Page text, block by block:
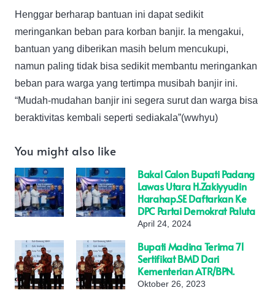
Henggar berharap bantuan ini dapat sedikit
meringankan beban para korban banjir. Ia mengakui,
bantuan yang diberikan masih belum mencukupi,
namun paling tidak bisa sedikit membantu meringankan
beban para warga yang tertimpa musibah banjir ini.
“Mudah-mudahan banjir ini segera surut dan warga bisa
beraktivitas kembali seperti sediakala”(wwhyu)
You might also like
Bakal Calon Bupati Padang
Lawas Utara H.Zakiyyudin
Harahap.SE Daftarkan Ke
DPC Partai Demokrat Paluta
April 24, 2024
Bupati Madina Terima 71
Sertifikat BMD Dari
Kementerian ATR/BPN.
Oktober 26, 2023